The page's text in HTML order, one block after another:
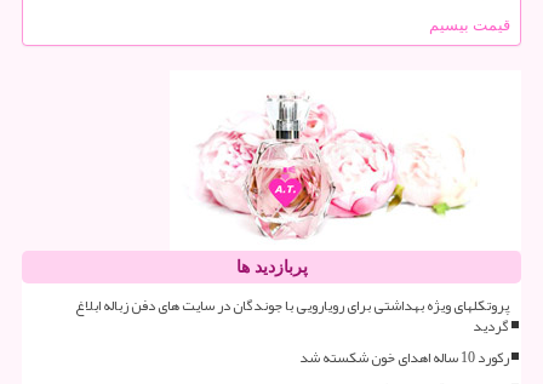
قیمت بیسیم
پربازدید ها
پروتکلهای ویژه بهداشتی برای رویارویی با جوندگان در سایت های دفن زباله ابلاغ
گردید
رکورد 10 ساله اهدای خون شکسته شد